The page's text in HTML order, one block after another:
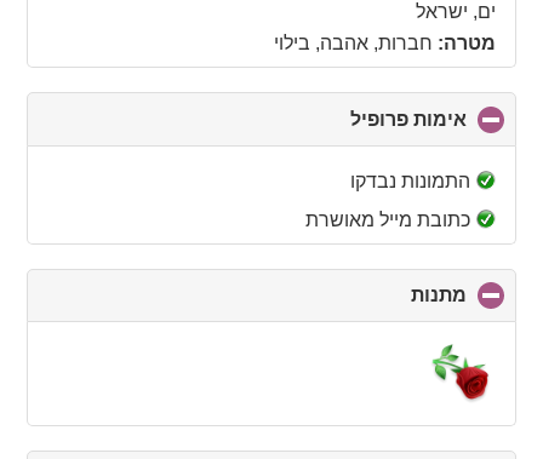
ים, ישראל
מטרה: חברות, אהבה, בילוי
אימות פרופיל
to
התמונות נבדקו
כתובת מייל מאושרת
מתנות
to